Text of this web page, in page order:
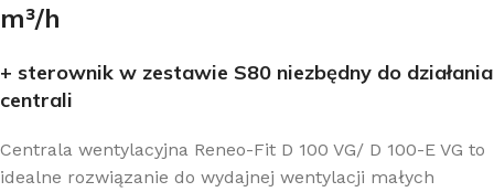
m³/h
+ sterownik w zestawie S80 niezbędny do działania
centrali
Centrala wentylacyjna Reneo-Fit D 100 VG/ D 100-E VG to
idealne rozwiązanie do wydajnej wentylacji małych